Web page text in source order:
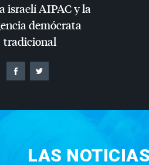
israelíAIPACy la
demócrata
tradicional
LAS